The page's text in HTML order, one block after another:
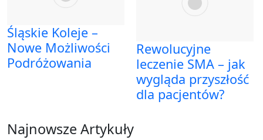
Śląskie Koleje –
Nowe Możliwości
Podróżowania
Rewolucyjne
leczenie SMA – jak
wygląda przyszłość
dla pacjentów?
Najnowsze Artykuły